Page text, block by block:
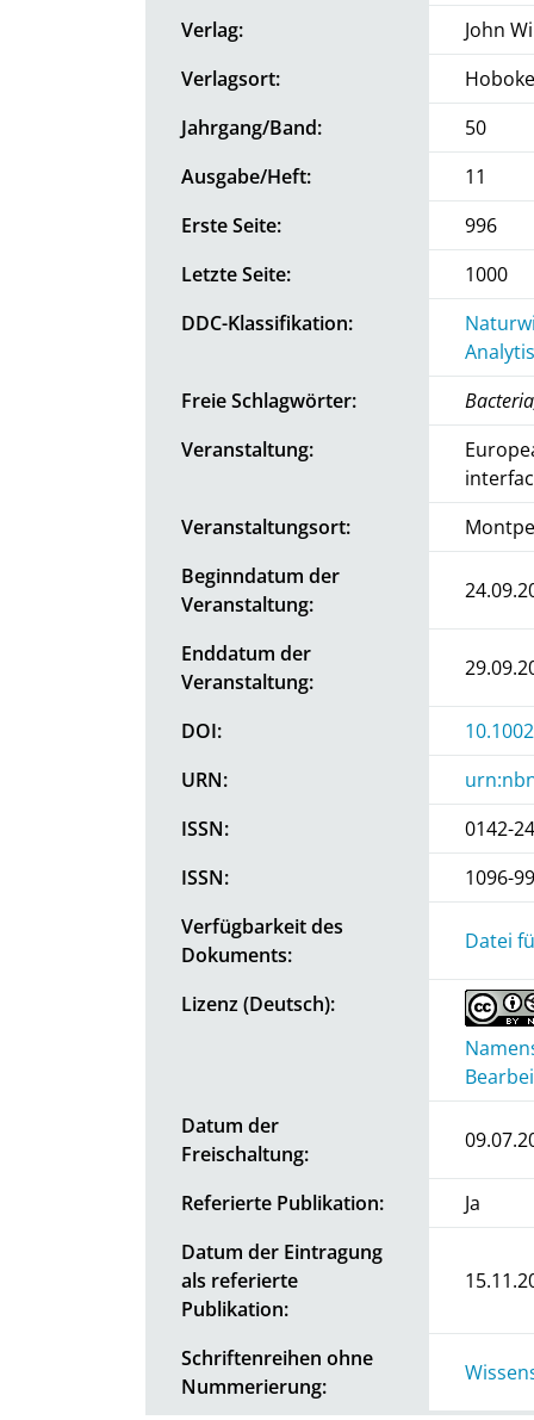
Verlag:
John
Verlagsort:
Jahrgang/Band:
50
Ausgabe/Heft:
11
Erste Seite:
996
Letzte Seite:
1000
DDC-Klassifikation:
Freie Schlagwörter:
Veranstaltung:
Veranstaltungsort:
Beginndatum der
Veranstaltung:
Enddatum der
Veranstaltung:
DOI:
URN:
ISSN:
0142-
ISSN:
1096-
Verfügbarkeit des
Dokuments:
Datei
Lizenz (Deutsch):
Datum der
Freischaltung:
Referierte Publikation:
Ja
Datum der Eintragung
als referierte
Publikation:
Schriftenreihen ohne
Nummerierung: